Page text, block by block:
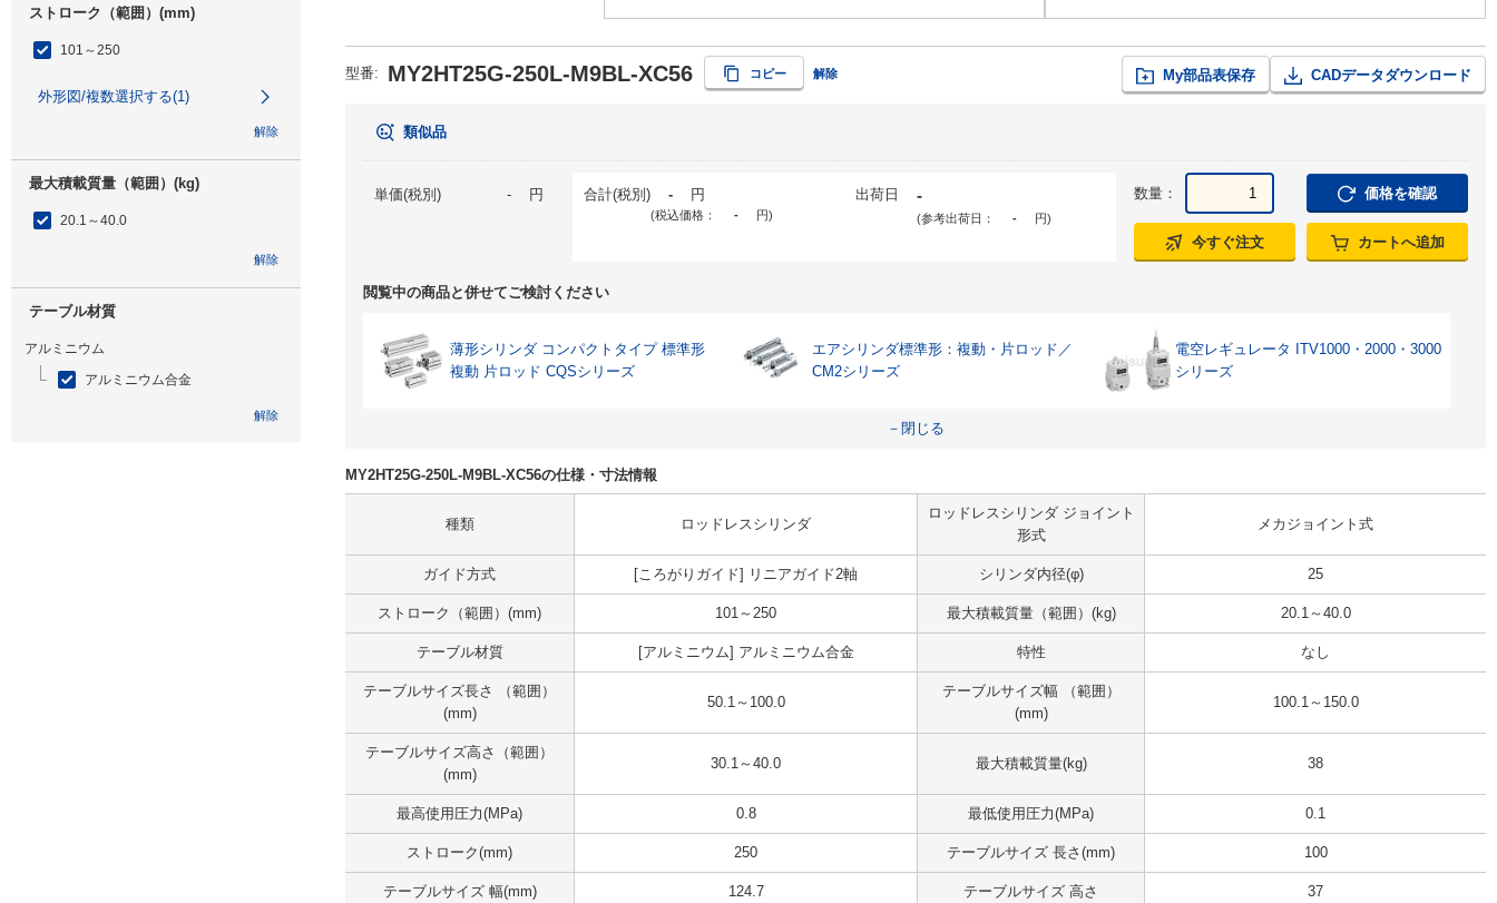
ストローク（範囲）(mm)
101～250
外形図/複数選択する(1)
解除
最大積載質量（範囲）(kg)
20.1～40.0
解除
テーブル材質
アルミニウム
アルミニウム合金
解除
型番: MY2HT25G-250L-M9BL-XC56 コピー 解除 My部品表保存 CADデータダウンロード
類似品
単価(税別) - 円 合計(税別) - 円
(税込価格： - 円)
出荷日 -
(参考出荷日： - 円)
数量： 価格を確認
今すぐ注文 カートへ追加
閲覧中の商品と併せてご検討ください
薄形シリンダ コンパクトタイプ 標準形
複動 片ロッド CQSシリーズ
エアシリンダ標準形：複動・片ロッド／
CM2シリーズ
電空レギュレータ ITV1000・2000・3000
シリーズ
－閉じる
MY2HT25G-250L-M9BL-XC56の仕様・寸法情報
種類 ロッドレスシリンダ
ロッドレスシリンダ ジョイント
形式
メカジョイント式
ガイド方式 [ころがりガイド] リニアガイド2軸 シリンダ内径(φ) 25
ストローク（範囲）(mm) 101～250 最大積載質量（範囲）(kg) 20.1～40.0
テーブル材質 [アルミニウム] アルミニウム合金 特性 なし
テーブルサイズ長さ （範囲）
(mm)
50.1～100.0
テーブルサイズ幅 （範囲）
(mm)
100.1～150.0
テーブルサイズ高さ（範囲）
(mm)
30.1～40.0 最大積載質量(kg) 38
最高使用圧力(MPa) 0.8 最低使用圧力(MPa) 0.1
ストローク(mm) 250 テーブルサイズ 長さ(mm) 100
テーブルサイズ 幅(mm) 124.7 テーブルサイズ 高さ 37